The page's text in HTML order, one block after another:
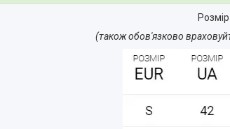
(також обов'язково